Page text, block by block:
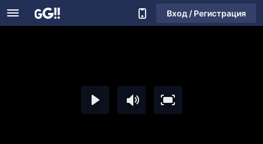
Вход / Регистрация